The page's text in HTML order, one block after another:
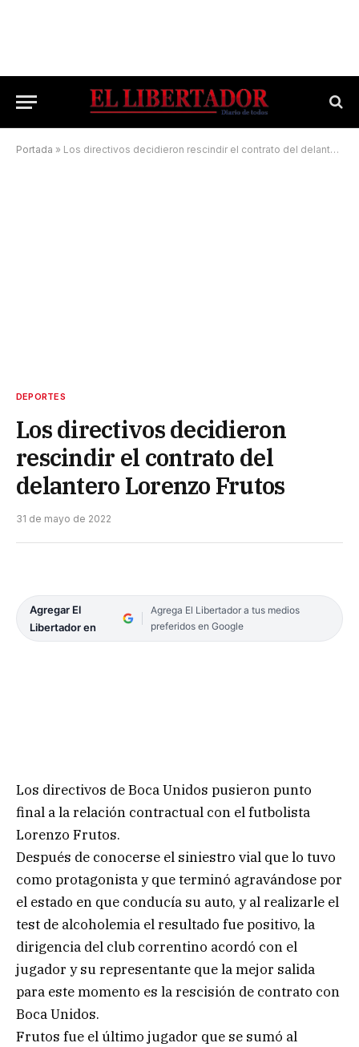
Portada » Los directivos decidieron rescindir el contrato del delantero Lorenzo Frutos
DEPORTES
Los directivos decidieron
rescindir el contrato del
delantero Lorenzo Frutos
31 de mayo de 2022
Agregar El
Libertador en
Agrega El Libertador a tus medios
preferidos en Google
Los directivos de Boca Unidos pusieron punto
final a la relación contractual con el futbolista
Lorenzo Frutos.
Después de conocerse el siniestro vial que lo tuvo
como protagonista y que terminó agravándose por
el estado en que conducía su auto, y al realizarle el
test de alcoholemia el resultado fue positivo, la
dirigencia del club correntino acordó con el
jugador y su representante que la mejor salida
para este momento es la rescisión de contrato con
Boca Unidos.
Frutos fue el último jugador que se sumó al